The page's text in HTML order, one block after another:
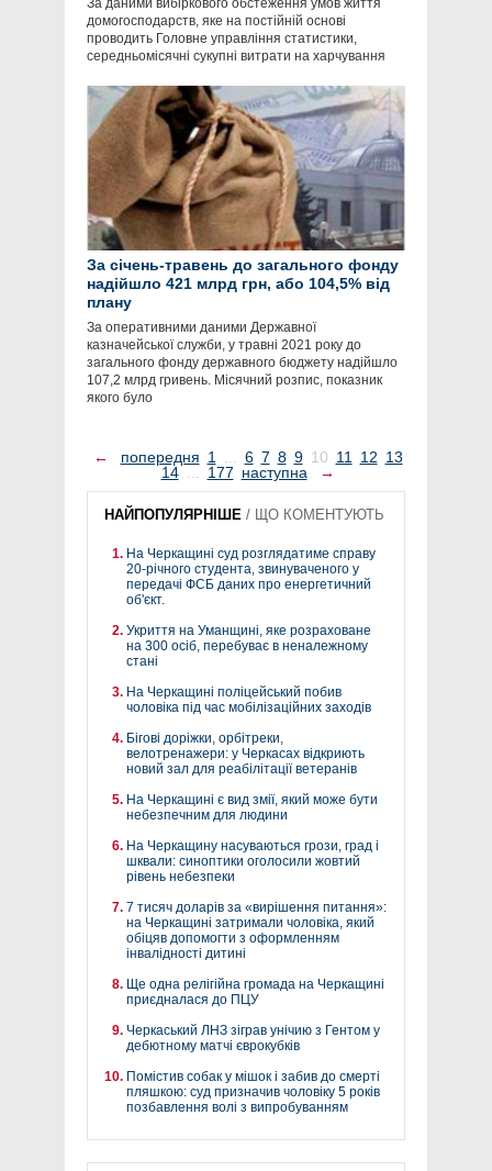
За даними вибіркового обстеження умов життя
домогосподарств, яке на постійній основі
проводить Головне управління статистики,
середньомісячні сукупні витрати на харчування
За січень-травень до загального фонду
надійшло 421 млрд грн, або 104,5% від
плану
За оперативними даними Державної
казначейської служби, у травні 2021 року до
загального фонду державного бюджету надійшло
107,2 млрд гривень. Місячний розпис, показник
якого було
← попередня 1 ... 6 7 8 9 10 11 12 13
14 ... 177 наступна →
НАЙПОПУЛЯРНІШЕ / ЩО КОМЕНТУЮТЬ
На Черкащині суд розглядатиме справу
20-річного студента, звинуваченого у
передачі ФСБ даних про енергетичний
об'єкт.
Укриття на Уманщині, яке розраховане
на 300 осіб, перебуває в неналежному
стані
На Черкащині поліцейський побив
чоловіка під час мобілізаційних заходів
Бігові доріжки, орбітреки,
велотренажери: у Черкасах відкриють
новий зал для реабілітації ветеранів
На Черкащині є вид змії, який може бути
небезпечним для людини
На Черкащину насуваються грози, град і
шквали: синоптики оголосили жовтий
рівень небезпеки
7 тисяч доларів за «вирішення питання»:
на Черкащині затримали чоловіка, який
обіцяв допомогти з оформленням
інвалідності дитині
Ще одна релігійна громада на Черкащині
приєдналася до ПЦУ
Черкаський ЛНЗ зіграв унічию з Гентом у
дебютному матчі єврокубків
Помістив собак у мішок і забив до смерті
пляшкою: суд призначив чоловіку 5 років
позбавлення волі з випробуванням